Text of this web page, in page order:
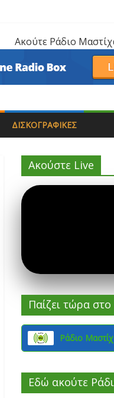
Ακούτε Ράδιο
ΔΙΣΚΟΓΡΑΦΙΚΈΣ
Ακούστε Live
Παίζει τώρα
Ράδιο
Εδώ ακούτε